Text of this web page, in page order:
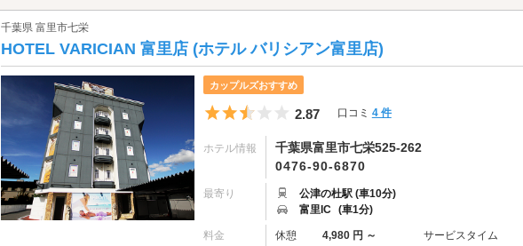
千葉県 富里市七栄
HOTEL VARICIAN 富里店 (ホテル バリシアン富里店)
カップルズおすすめ
5つ星のうち2.5
2.87 口コミ 4 件
ホテル情報
千葉県富里市七栄525-262
0476-90-6870
最寄り
公津の杜駅 (車10分)
富里IC (車1分)
料金 休憩 4,980 円 ～ サービスタイム